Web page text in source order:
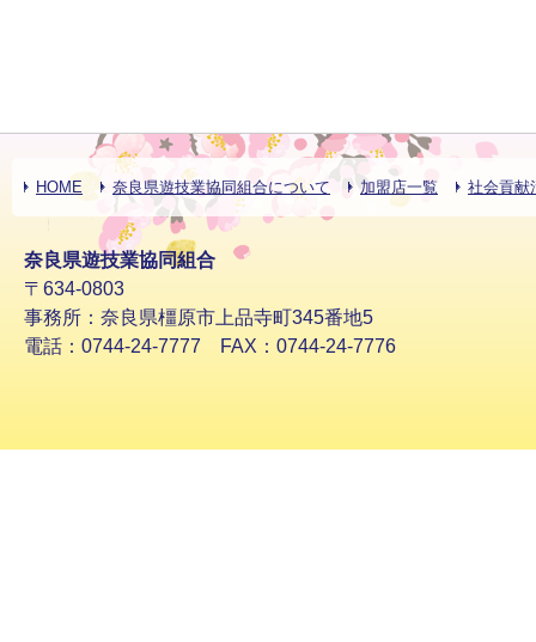
HOME 奈良県遊技業協同組合について 加盟店一覧 社会貢献
奈良県遊技業協同組合
〒634-0803
事務所：奈良県橿原市上品寺町345番地5
電話：0744-24-7777 FAX：0744-24-7776